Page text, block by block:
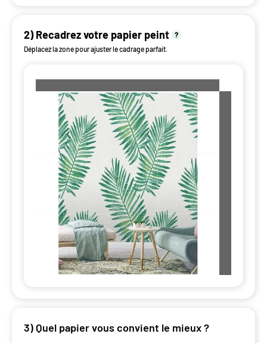
2) Recadrez votre papier peint
?
Déplacez la zone pour ajuster le cadrage parfait.
3) Quel papier vous convient le mieux ?